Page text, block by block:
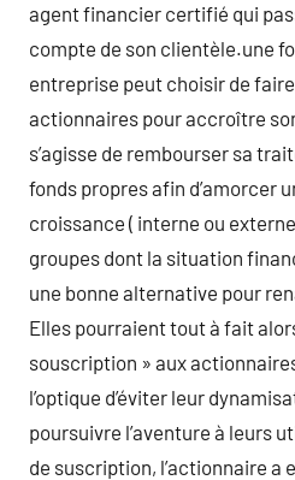
agent financier certifié qui
compte de son clientèle.une
entreprise peut choisir de
actionnaires pour accroître
s’agisse de rembourser sa
fonds propres afin d’amorcer
croissance ( interne ou
groupes dont la situation
une bonne alternative pour
Elles pourraient tout à fait
souscription » aux
l’optique d’éviter leur
poursuivre l’aventure à leurs
de suscription, l’actionnaire a